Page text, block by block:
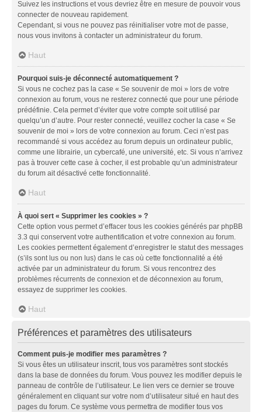
Suivez les instructions et vous devriez être en mesure de pouvoir vous
connecter de nouveau rapidement.
Cependant, si vous ne pouvez pas réinitialiser votre mot de passe,
nous vous invitons à contacter un administrateur du forum.
Haut
Pourquoi suis-je déconnecté automatiquement ?
Si vous ne cochez pas la case « Se souvenir de moi » lors de votre
connexion au forum, vous ne resterez connecté que pour une période
prédéfinie. Cela permet d’éviter que votre compte soit utilisé par
quelqu’un d’autre. Pour rester connecté, veuillez cocher la case « Se
souvenir de moi » lors de votre connexion au forum. Ceci n’est pas
recommandé si vous accédez au forum depuis un ordinateur public,
comme une librairie, un cybercafé, une université, etc. Si vous n’arrivez
pas à trouver cette case à cocher, il est probable qu’un administrateur
du forum ait désactivé cette fonctionnalité.
Haut
À quoi sert « Supprimer les cookies » ?
Cette option vous permet d’effacer tous les cookies générés par phpBB
3.3 qui conservent votre authentification et votre connexion au forum.
Les cookies permettent également d’enregistrer le statut des messages
(s’ils sont lus ou non lus) dans le cas où cette fonctionnalité a été
activée par un administrateur du forum. Si vous rencontrez des
problèmes récurrents de connexion et de déconnexion au forum,
essayez de supprimer les cookies.
Haut
Préférences et paramètres des utilisateurs
Comment puis-je modifier mes paramètres ?
Si vous êtes un utilisateur inscrit, tous vos paramètres sont stockés
dans la base de données du forum. Vous pouvez les modifier depuis le
panneau de contrôle de l’utilisateur. Le lien vers ce dernier se trouve
généralement en cliquant sur votre nom d’utilisateur situé en haut des
pages du forum. Ce système vous permettra de modifier tous vos